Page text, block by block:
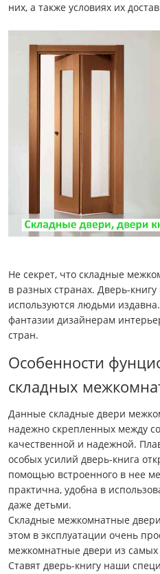
них, а также условиях их
Не секрет, что складные
в разных странах. Дверь-
используются людьми
фантазии дизайнерам
стран.
Особенности
складных
Данные складные двери
надежно скрепленных между
качественной и надежной.
особых усилий дверь-книга
помощью встроенного в нее
практична, удобна в
даже детьми.
Складные межкомнатные
этом в эксплуатации очень
межкомнатные двери из
Ставят дверь-книгу наши